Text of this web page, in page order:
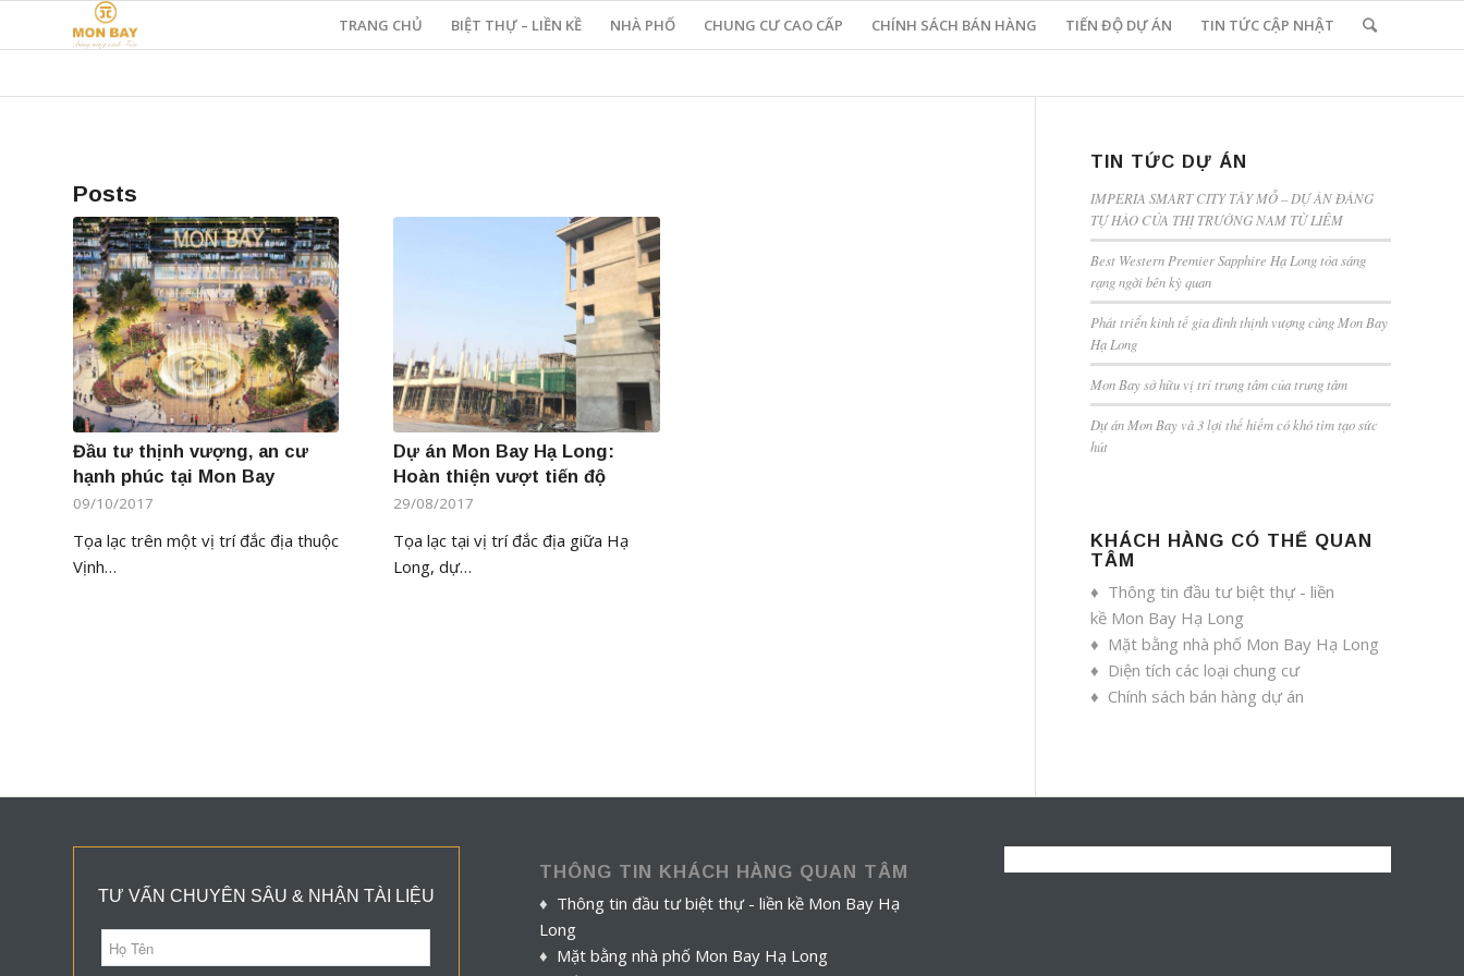
TRANG CHỦ BIỆT THỰ – LIỀN KỀ NHÀ PHỐ CHUNG CƯ CAO CẤP CHÍNH SÁCH BÁN HÀNG TIẾN ĐỘ DỰ ÁN TIN TỨC CẬP NHẬT
Posts
Đầu tư thịnh vượng, an cư
hạnh phúc tại Mon Bay
09/10/2017
Tọa lạc trên một vị trí đắc địa thuộc
Vịnh…
Dự án Mon Bay Hạ Long:
Hoàn thiện vượt tiến độ
29/08/2017
Tọa lạc tại vị trí đắc địa giữa Hạ
Long, dự…
TIN TỨC DỰ ÁN
IMPERIA SMART CITY TÂY MỖ – DỰ ÁN ĐÁNG
TỰ HÀO CỦA THỊ TRƯỜNG NAM TỪ LIÊM
Best Western Premier Sapphire Hạ Long tỏa sáng
rạng ngời bên kỳ quan
Phát triển kinh tế gia đình thịnh vượng cùng Mon Bay
Hạ Long
Mon Bay sở hữu vị trí trung tâm của trung tâm
Dự án Mon Bay và 3 lợi thế hiếm có khó tìm tạo sức
hút
KHÁCH HÀNG CÓ THỂ QUAN
TÂM
♦ Thông tin đầu tư biệt thự - liền
kề Mon Bay Hạ Long
♦ Mặt bằng nhà phố Mon Bay Hạ Long
♦ Diện tích các loại chung cư
♦ Chính sách bán hàng dự án
TƯ VẤN CHUYÊN SÂU & NHẬN TÀI LIỆU
THÔNG TIN KHÁCH HÀNG QUAN TÂM
♦ Thông tin đầu tư biệt thự - liền kề Mon Bay Hạ
Long
♦ Mặt bằng nhà phố Mon Bay Hạ Long